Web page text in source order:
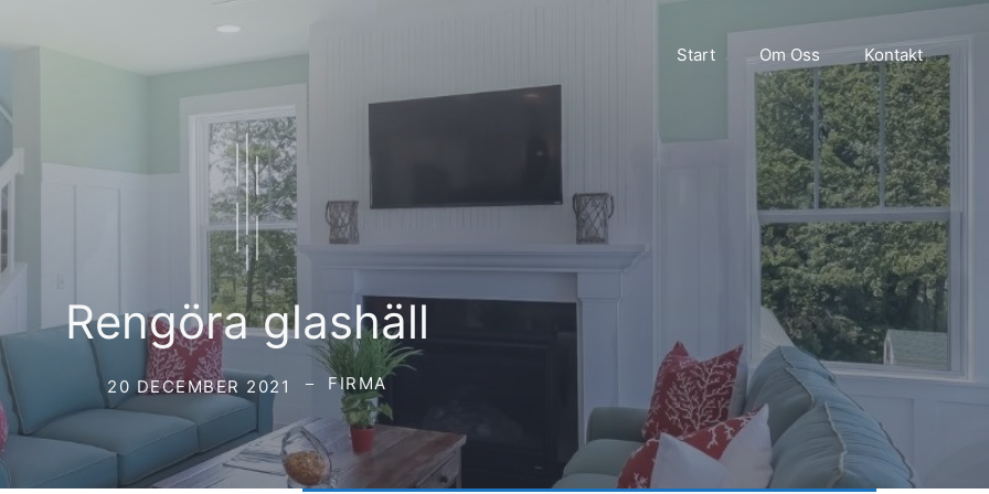
Start Om Oss Kontakt
Rengöra glashäll
20 DECEMBER 2021 FIRMA